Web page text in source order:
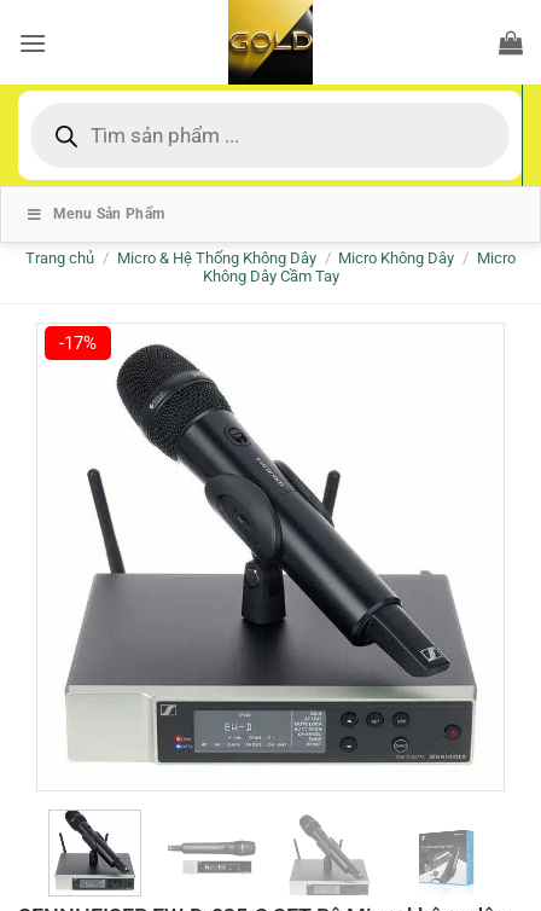
qua
dung
kiếm
Menu Sản Phẩm
Trang chủ / Micro & Hệ Thống Không Dây / Micro Không Dây / Micro
Không Dây Cầm Tay
-17%